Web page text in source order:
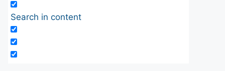
Search in content